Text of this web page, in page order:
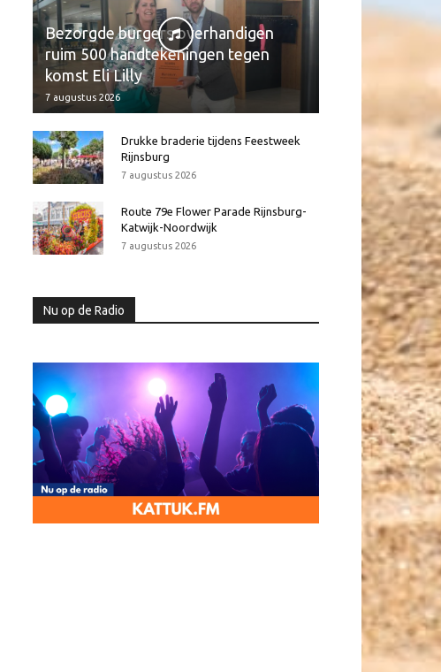
Bezorgde burgers overhandigen
ruim 500 handtekeningen tegen
komst Eli Lilly
7 augustus 2026
Drukke braderie tijdens Feestweek
Rijnsburg
7 augustus 2026
Route 79e Flower Parade Rijnsburg-
Katwijk-Noordwijk
7 augustus 2026
Nu op de Radio